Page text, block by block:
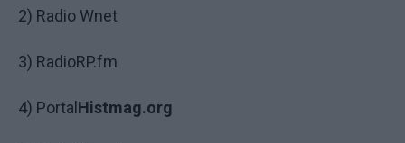
2) Radio Wnet
3) RadioRP.fm
4) Portal Histmag.org